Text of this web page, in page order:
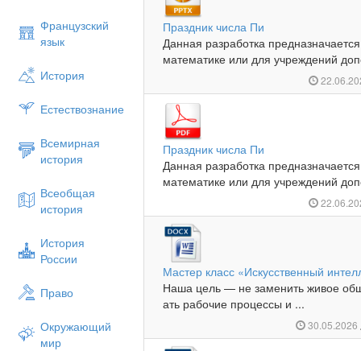
Французский
язык
История
Естествознание
Всемирная
история
Всеобщая
история
История
России
Право
Окружающий
мир
Праздник числа Пи
Данная разработка
математике или для учреждений
Праздник числа Пи
Данная разработка
математике или для учреждений
Мастер класс «Искусственный
Наша цель — не заменить живое
ать рабочие процессы и ...
30.05.2026